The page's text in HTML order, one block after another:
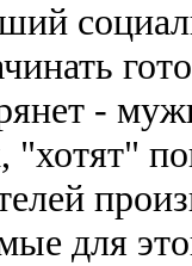
-
"хотят"
для